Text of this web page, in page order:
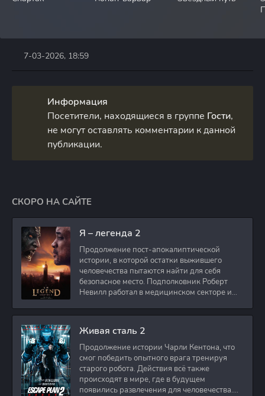
7-03-2026, 18:59
Информация
Посетители, находящиеся в группе Гости,
не могут оставлять комментарии к данной
публикации.
СКОРО НА САЙТЕ
Я – легенда 2
Продолжение пост-апокалиптической
истории, в которой остатки выжившего
человечества пытаются найти для себя
безопасное место. Подполковник Роберт
Невилл работал в медицинском секторе и
Живая сталь 2
Продолжение истории Чарли Кентона, что
смог победить опытного врага тренируя
старого робота. Действия всё также
происходят в мире, где в будущем
появились развлечения для человечества.